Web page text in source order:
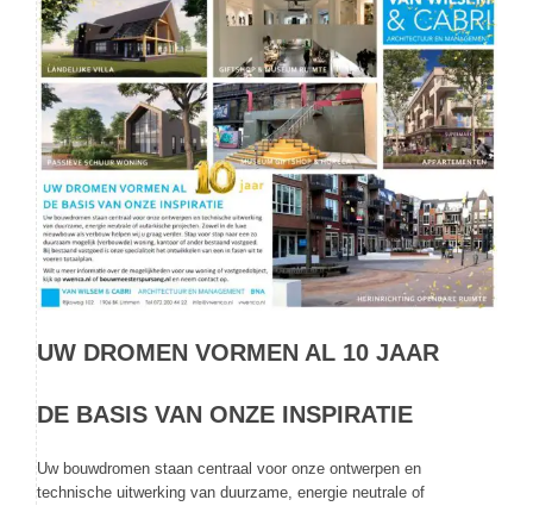
UW DROMEN VORMEN AL 10 JAAR
DE BASIS VAN ONZE INSPIRATIE
Uw bouwdromen staan centraal voor onze ontwerpen en
technische uitwerking van duurzame, energie neutrale of